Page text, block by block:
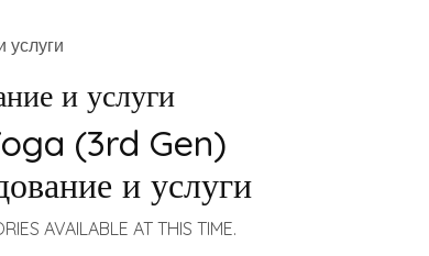
услуги
и услуги
(3rd Gen)
и услуги
AVAILABLE AT THIS TIME.